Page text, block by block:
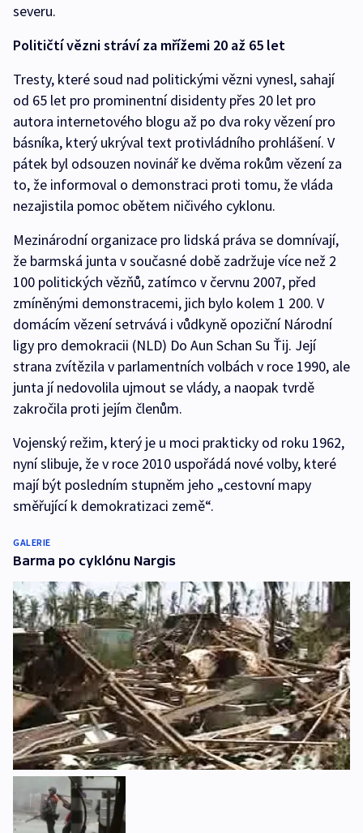
severu.
Političtí vězni stráví za mřížemi 20 až 65 let
Tresty, které soud nad politickými vězni vynesl, sahají
od 65 let pro prominentní disidenty přes 20 let pro
autora internetového blogu až po dva roky vězení pro
básníka, který ukrýval text protivládního prohlášení. V
pátek byl odsouzen novinář ke dvěma rokům vězení za
to, že informoval o demonstraci proti tomu, že vláda
nezajistila pomoc obětem ničivého cyklonu.
Mezinárodní organizace pro lidská práva se domnívají,
že barmská junta v současné době zadržuje více než 2
100 politických vězňů, zatímco v červnu 2007, před
zmíněnými demonstracemi, jich bylo kolem 1 200. V
domácím vězení setrvává i vůdkyně opoziční Národní
ligy pro demokracii (NLD) Do Aun Schan Su Ťij. Její
strana zvítězila v parlamentních volbách v roce 1990, ale
junta jí nedovolila ujmout se vlády, a naopak tvrdě
zakročila proti jejím členům.
Vojenský režim, který je u moci prakticky od roku 1962,
nyní slibuje, že v roce 2010 uspořádá nové volby, které
mají být posledním stupněm jeho „cestovní mapy
směřující k demokratizaci země“.
GALERIE
Barma po cyklónu Nargis